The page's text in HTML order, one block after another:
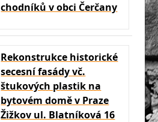
chodníků v obci Čerčany
Rekonstrukce historické
secesní fasády vč.
štukových plastik na
bytovém domě v Praze
Žižkov ul. Blatníková 16